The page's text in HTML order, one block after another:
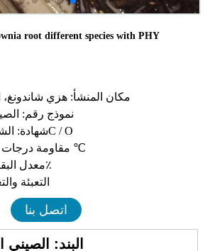
root different species with PHY
مكان المنشأ: هزي شاندونغ،
نموذج رقم:
شهادة: الشهاده الصحة النباتية وC / O
مقاومة درجات الحرارة: -25 إلى +45 ℃
معدل البقاء على قيد الحياة: 99٪
التعبئة
اتصل بنا